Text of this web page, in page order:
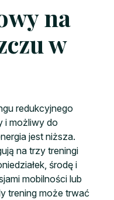
na
w
redukcyjnego
i możliwy do
jest niższa.
na trzy treningi
środę i
mobilności lub
trening może trwać